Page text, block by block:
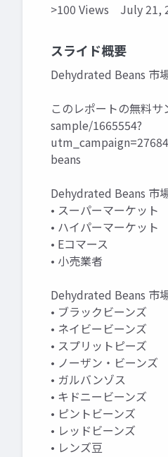
>100 Views July 21,
スライド概要
Dehydrated Beans 市
このレポートの無料
sample/1665554?
beans
Dehydrated Beans 市
• スーパーマーケット
• ハイパーマーケット
• Eコマース
• 小売業者
Dehydrated Beans 市
• ブラックビーンズ
• ネイビービーンズ
• スプリットピーズ
• ノーザン・ビーンズ
• ガルバンゾス
• キドニービーンズ
• ピントビーンズ
• レッドビーンズ
• レンズ豆